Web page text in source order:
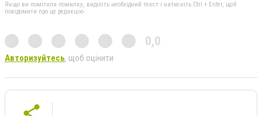
Якщо ви помітили помилку, виділіть необхідний текст і натисніть Ctrl + Enter, щоб
повідомити про це редакцію
0,0
Авторизуйтесь, щоб оцінити